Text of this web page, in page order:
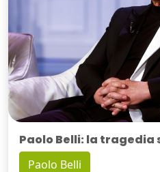
Paolo Belli: la tragedia
Paolo Belli